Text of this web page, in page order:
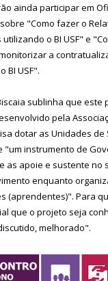
ainda participar em
"Como fazer o
o BI USF" e
a
BI USF".
sublinha que este
pela
dotar as Unidades de
"um instrumento de
as apoie e sustente no
enquanto
(aprendentes)". Para
que o projeto seja
melhorado".